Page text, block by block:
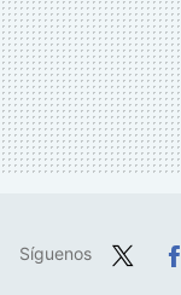
Síguenos